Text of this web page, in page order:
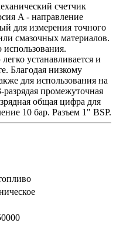
счетчик
A - направление
для измерения точного
смазочных материалов.
использования.
устанавливается и
Благодая низкому
для использования на
промежуточная
общая цифра для
10 бар. Разъем 1" BSP.